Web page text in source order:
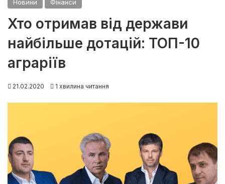
Новини Фінанси
Хто отримав від держави
найбільше дотацій: ТОП-10
аграріїв
21.02.2020 1 хвилина читання